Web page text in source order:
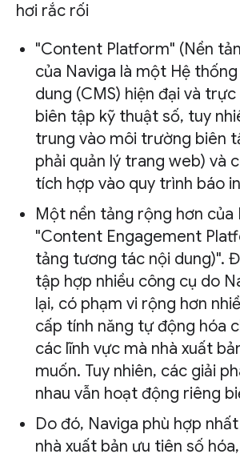
hơi rắc rối
"Content Platform" (Nền
của Naviga là một Hệ
dung (CMS) hiện đại và
biên tập kỹ thuật số, tuy
trung vào môi trường biên
phải quản lý trang web) và
tích hợp vào quy trình báo in
Một nền tảng rộng hơn của
"Content Engagement
tảng tương tác nội dung)".
tập hợp nhiều công cụ do
lại, có phạm vi rộng hơn
cấp tính năng tự động hóa
các lĩnh vực mà nhà xuất
muốn. Tuy nhiên, các giải
nhau vẫn hoạt động riêng
Do đó, Naviga phù hợp
nhà xuất bản ưu tiên số